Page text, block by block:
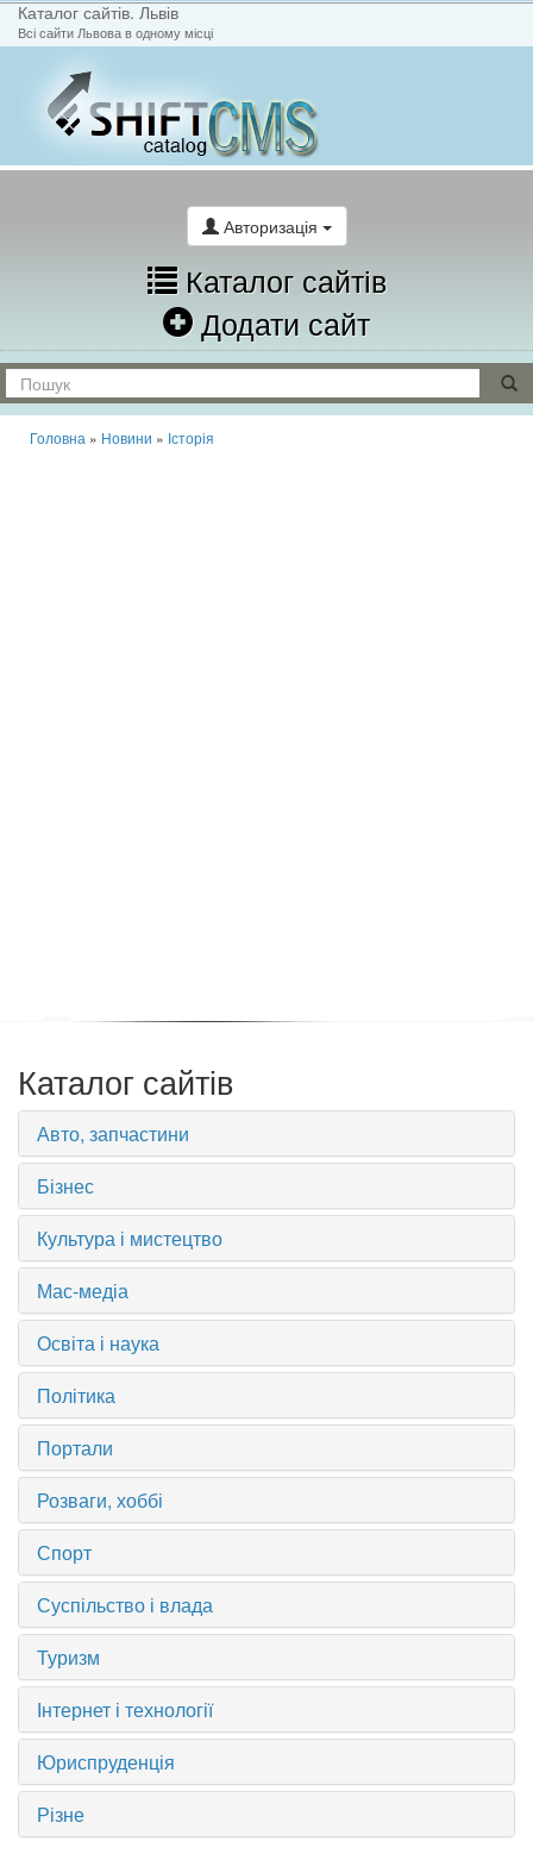
Каталог сайтів. Львів
Всі сайти Львова в одному місці
Авторизація
Каталог сайтів
Додати сайт
Головна » Новини » Історія
Каталог сайтів
Авто, запчастини
Бізнес
Культура і мистецтво
Мас-медіа
Освіта і наука
Політика
Портали
Розваги, хоббі
Спорт
Суспільство і влада
Туризм
Інтернет і технології
Юриспруденція
Різне